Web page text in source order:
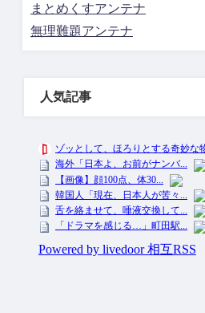
まとめくすアンテナ
無理難題アンテナ
人気記事